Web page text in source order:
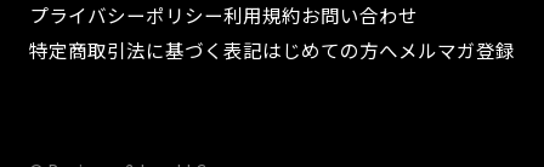
プライバシーポリシー利用規約お問い合わせ
特定商取引法に基づく表記はじめての方へメルマガ登録